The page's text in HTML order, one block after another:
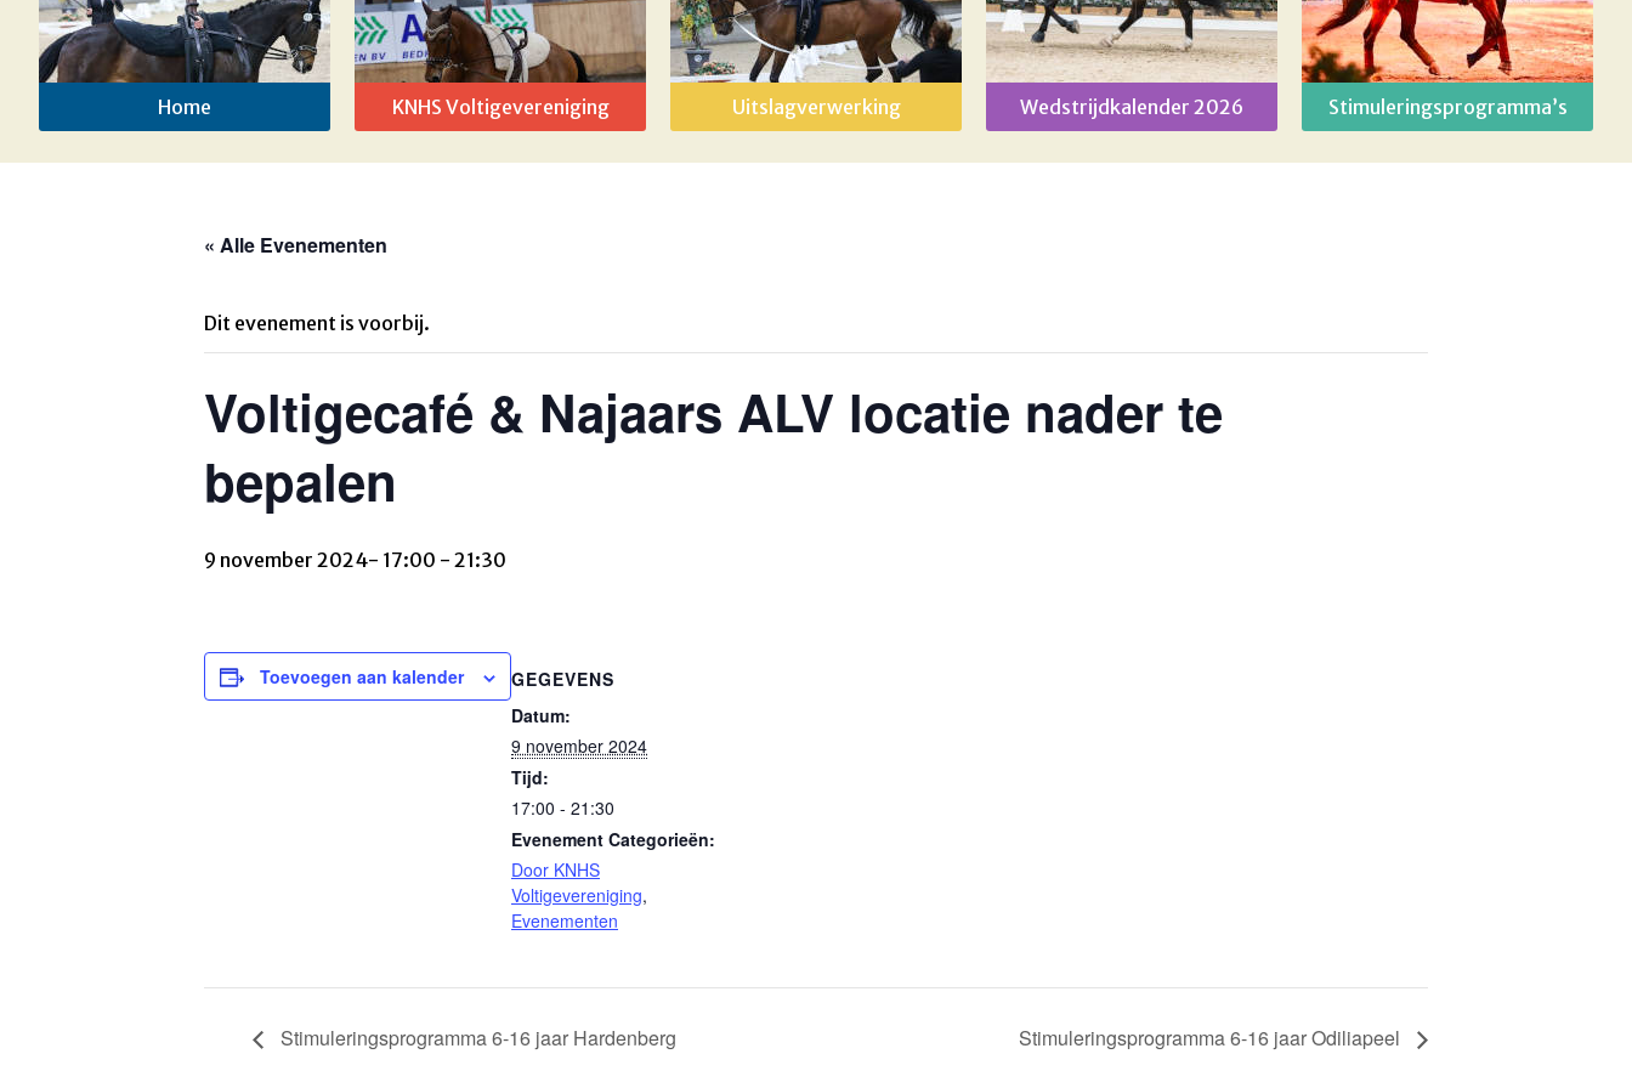
Home KNHS Voltigevereniging Uitslagverwerking Wedstrijdkalender 2026 Stimuleringsprogramma’s
« Alle Evenementen
Dit evenement is voorbij.
Voltigecafé & Najaars ALV locatie nader te
bepalen
9 november 2024- 17:00 - 21:30
Toevoegen aan kalender
GEGEVENS
Datum:
9 november 2024
Tijd:
17:00 - 21:30
Evenement Categorieën:
Door KNHS
Voltigevereniging,
Evenementen
Stimuleringsprogramma 6-16 jaar Hardenberg Stimuleringsprogramma 6-16 jaar Odiliapeel